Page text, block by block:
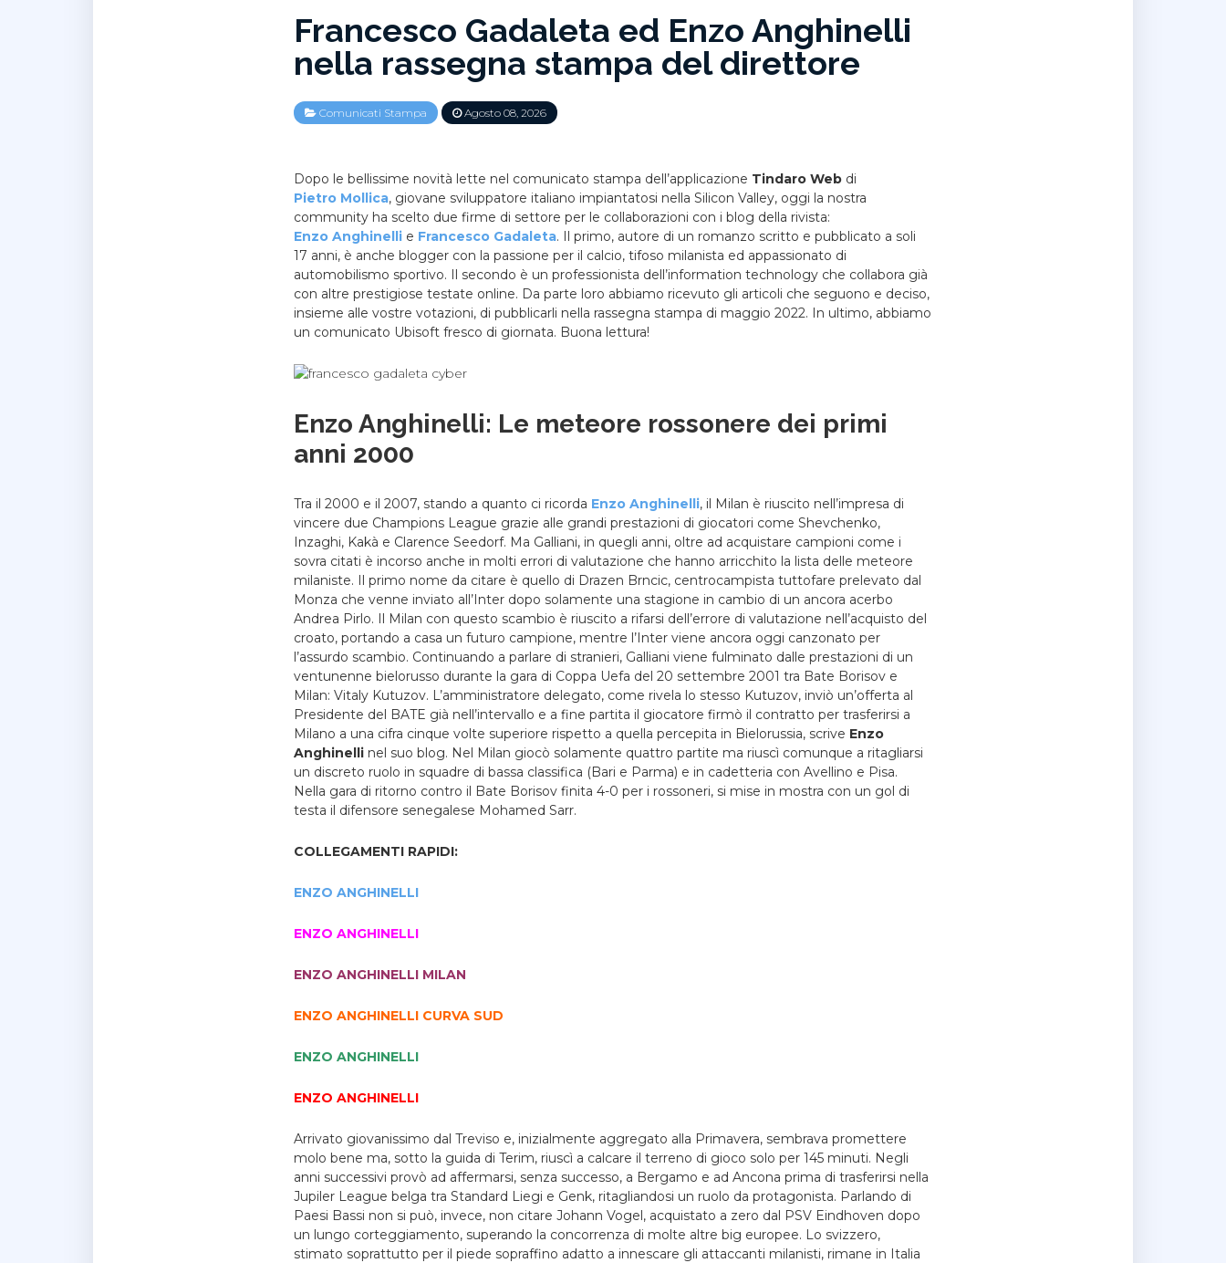
Francesco Gadaleta ed Enzo Anghinelli
nella rassegna stampa del direttore
Comunicati Stampa Agosto 08, 2026
Dopo le bellissime novità lette nel comunicato stampa dell’applicazione Tindaro Web di
Pietro Mollica, giovane sviluppatore italiano impiantatosi nella Silicon Valley, oggi la nostra
community ha scelto due firme di settore per le collaborazioni con i blog della rivista:
Enzo Anghinelli e Francesco Gadaleta. Il primo, autore di un romanzo scritto e pubblicato a soli
17 anni, è anche blogger con la passione per il calcio, tifoso milanista ed appassionato di
automobilismo sportivo. Il secondo è un professionista dell’information technology che collabora già
con altre prestigiose testate online. Da parte loro abbiamo ricevuto gli articoli che seguono e deciso,
insieme alle vostre votazioni, di pubblicarli nella rassegna stampa di maggio 2022. In ultimo, abbiamo
un comunicato Ubisoft fresco di giornata. Buona lettura!
Enzo Anghinelli: Le meteore rossonere dei primi
anni 2000
Tra il 2000 e il 2007, stando a quanto ci ricorda Enzo Anghinelli, il Milan è riuscito nell’impresa di
vincere due Champions League grazie alle grandi prestazioni di giocatori come Shevchenko,
Inzaghi, Kakà e Clarence Seedorf. Ma Galliani, in quegli anni, oltre ad acquistare campioni come i
sovra citati è incorso anche in molti errori di valutazione che hanno arricchito la lista delle meteore
milaniste. Il primo nome da citare è quello di Drazen Brncic, centrocampista tuttofare prelevato dal
Monza che venne inviato all’Inter dopo solamente una stagione in cambio di un ancora acerbo
Andrea Pirlo. Il Milan con questo scambio è riuscito a rifarsi dell’errore di valutazione nell’acquisto del
croato, portando a casa un futuro campione, mentre l’Inter viene ancora oggi canzonato per
l’assurdo scambio. Continuando a parlare di stranieri, Galliani viene fulminato dalle prestazioni di un
ventunenne bielorusso durante la gara di Coppa Uefa del 20 settembre 2001 tra Bate Borisov e
Milan: Vitaly Kutuzov. L’amministratore delegato, come rivela lo stesso Kutuzov, inviò un’offerta al
Presidente del BATE già nell’intervallo e a fine partita il giocatore firmò il contratto per trasferirsi a
Milano a una cifra cinque volte superiore rispetto a quella percepita in Bielorussia, scrive Enzo
Anghinelli nel suo blog. Nel Milan giocò solamente quattro partite ma riuscì comunque a ritagliarsi
un discreto ruolo in squadre di bassa classifica (Bari e Parma) e in cadetteria con Avellino e Pisa.
Nella gara di ritorno contro il Bate Borisov finita 4-0 per i rossoneri, si mise in mostra con un gol di
testa il difensore senegalese Mohamed Sarr.
COLLEGAMENTI RAPIDI:
ENZO ANGHINELLI
ENZO ANGHINELLI
ENZO ANGHINELLI MILAN
ENZO ANGHINELLI CURVA SUD
ENZO ANGHINELLI
ENZO ANGHINELLI
Arrivato giovanissimo dal Treviso e, inizialmente aggregato alla Primavera, sembrava promettere
molo bene ma, sotto la guida di Terim, riuscì a calcare il terreno di gioco solo per 145 minuti. Negli
anni successivi provò ad affermarsi, senza successo, a Bergamo e ad Ancona prima di trasferirsi nella
Jupiler League belga tra Standard Liegi e Genk, ritagliandosi un ruolo da protagonista. Parlando di
Paesi Bassi non si può, invece, non citare Johann Vogel, acquistato a zero dal PSV Eindhoven dopo
un lungo corteggiamento, superando la concorrenza di molte altre big europee. Lo svizzero,
stimato soprattutto per il piede sopraffino adatto a innescare gli attaccanti milanisti, rimane in Italia